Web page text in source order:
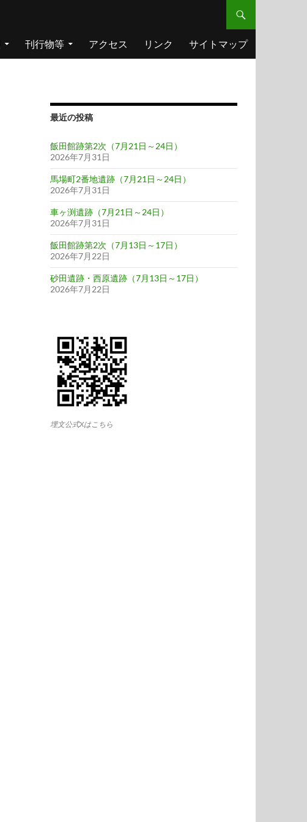
刊行物等 アクセス リンク サイトマップ
最近の投稿
飯田館跡第2次（7月21日～24日）
2026年7月31日
馬場町2番地遺跡（7月21日～24日）
2026年7月31日
車ヶ渕遺跡（7月21日～24日）
2026年7月31日
飯田館跡第2次（7月13日～17日）
2026年7月22日
砂田遺跡・西原遺跡（7月13日～17日）
2026年7月22日
埋文公式Xはこちら